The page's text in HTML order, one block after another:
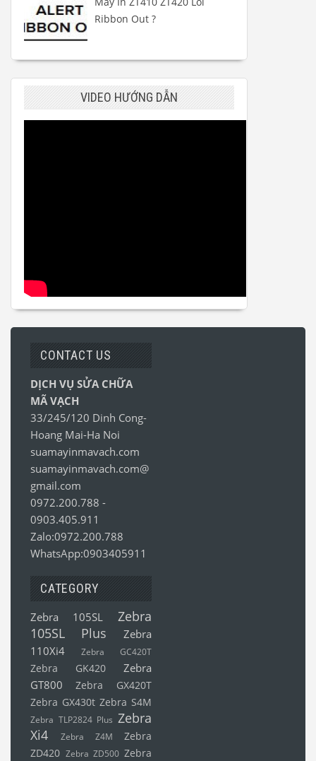
Ribbon Out ?
VIDEO HƯỚNG DẪN
CONTACT US
DỊCH VỤ SỬA CHỮA
MÃ VẠCH
33/245/120 Dinh Cong-
Hoang Mai-Ha Noi
suamayinmavach.com
suamayinmavach.com@
gmail.com
0972.200.788 -
0903.405.911
Zalo:0972.200.788
WhatsApp:0903405911
CATEGORY
Zebra 105SL
Zebra
105SL Plus
Zebra
110Xi4
Zebra GC420T
Zebra GK420
Zebra
GT800
Zebra GX420T
Zebra GX430t Zebra S4M
Zebra TLP2824 Plus Zebra
Xi4
Zebra Z4M
Zebra
ZD420 Zebra ZD500 Zebra